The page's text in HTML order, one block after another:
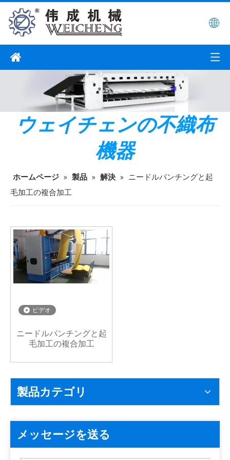
ウェイチェンの不織布
機器
ホームページ » 製品 » 解決 » ニードルパンチングと起
毛加工の複合加工
ビデオ
ニードルパンチングと起
毛加工の複合加工
製品カテゴリ
メッセージを送る